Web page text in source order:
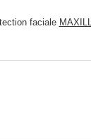
faciale